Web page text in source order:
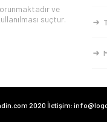
ve
suçtur.
2020 İletişim: